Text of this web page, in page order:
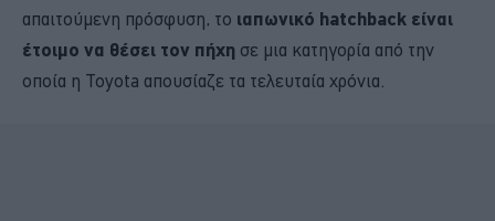
απαιτούμενη πρόσφυση, το ιαπωνικό hatchback είναι
έτοιμο να θέσει τον πήχη σε μια κατηγορία από την
οποία η Toyota απουσίαζε τα τελευταία χρόνια.